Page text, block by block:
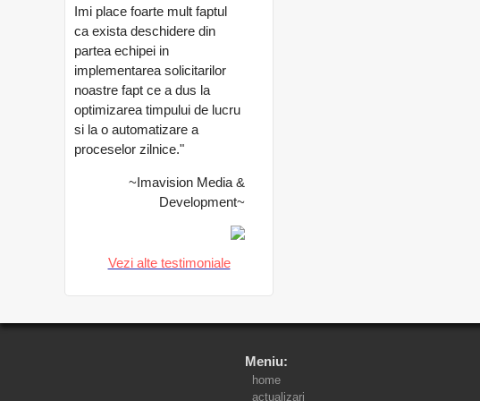
Imi place foarte mult faptul
ca exista deschidere din
partea echipei in
implementarea solicitarilor
noastre fapt ce a dus la
optimizarea timpului de lucru
si la o automatizare a
proceselor zilnice."
~Imavision Media &
Development~
Vezi alte testimoniale
Meniu:
home
actualizari